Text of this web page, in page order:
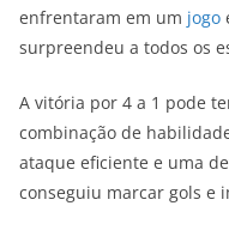
enfrentaram em um jogo
surpreendeu a todos os
A vitória por 4 a 1 pode
combinação de
ataque eficiente e uma
conseguiu marcar gols e